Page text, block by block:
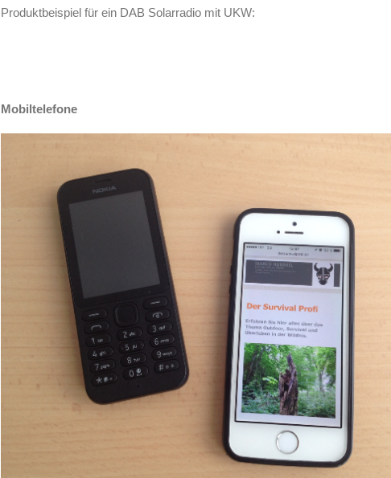
Produktbeispiel für ein DAB Solarradio mit UKW:
Mobiltelefone